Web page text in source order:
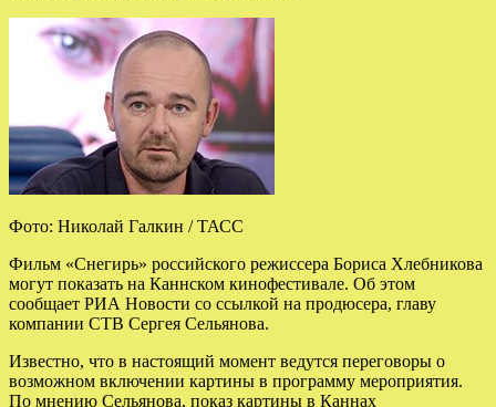
Фото: Николай Галкин / ТАСС
Фильм «Снегирь» российского режиссера Бориса Хлебникова
могут показать на Каннском кинофестивале. Об этом
сообщает РИА Новости со ссылкой на продюсера, главу
компании СТВ Сергея Сельянова.
Известно, что в настоящий момент ведутся переговоры о
возможном включении картины в программу мероприятия.
По мнению Сельянова, показ картины в Каннах